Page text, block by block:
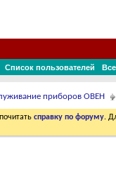
Список пользователей
приборов ОВЕН
справку по форуму.